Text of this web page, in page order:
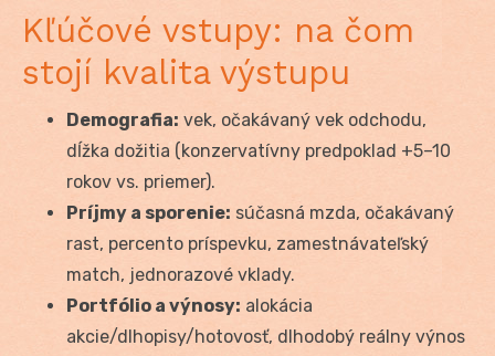
Kľúčové vstupy: na čom
stojí kvalita výstupu
Demografia: vek, očakávaný vek odchodu,
dĺžka dožitia (konzervatívny predpoklad +5–10
rokov vs. priemer).
Príjmy a sporenie: súčasná mzda, očakávaný
rast, percento príspevku, zamestnávateľský
match, jednorazové vklady.
Portfólio a výnosy: alokácia
akcie/dlhopisy/hotovosť, dlhodobý reálny výnos